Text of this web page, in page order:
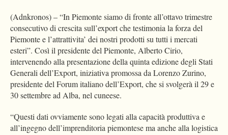
(Adnkronos) – “In Piemonte siamo di fronte all’ottavo trimestre
consecutivo di crescita sull’export che testimonia la forza del
Piemonte e l’attrattivita’ dei nostri prodotti su tutti i mercati
esteri”. Così il presidente del Piemonte, Alberto Cirio,
intervenendo alla presentazione della quinta edizione degli Stati
Generali dell’Export, iniziativa promossa da Lorenzo Zurino,
presidente del Forum italiano dell’Export, che si svolgerà il 29 e
30 settembre ad Alba, nel cuneese.
“Questi dati ovviamente sono legati alla capacità produttiva e
all’ingegno dell’imprenditoria piemontese ma anche alla logistica